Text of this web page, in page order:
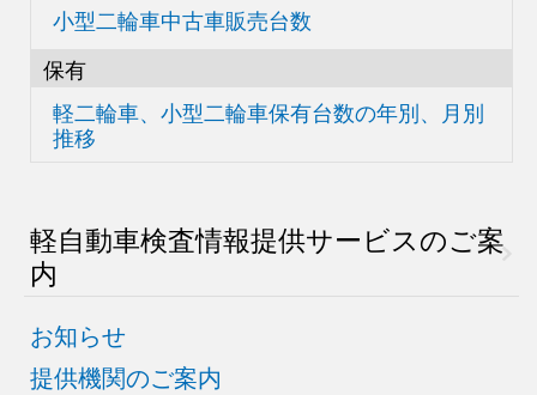
小型二輪車中古車販売台数
保有
軽二輪車、小型二輪車保有台数の年別、月別
推移
軽自動車検査情報提供サービスのご案
内
お知らせ
提供機関のご案内